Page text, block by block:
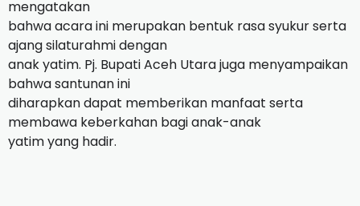
mengatakan
bahwa acara ini merupakan bentuk rasa syukur serta
ajang silaturahmi dengan
anak yatim. Pj. Bupati Aceh Utara juga menyampaikan
bahwa santunan ini
diharapkan dapat memberikan manfaat serta
membawa keberkahan bagi anak-anak
yatim yang hadir.